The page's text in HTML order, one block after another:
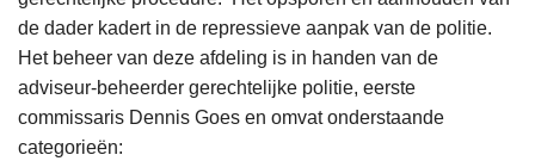
de dader kadert in de repressieve aanpak van de politie.
Het beheer van deze afdeling is in handen van de
adviseur-beheerder gerechtelijke politie, eerste
commissaris Dennis Goes en omvat onderstaande
categorieën: